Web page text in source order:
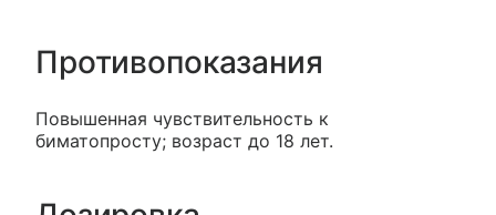
Противопоказания
Повышенная чувствительность к
биматопросту; возраст до 18 лет.